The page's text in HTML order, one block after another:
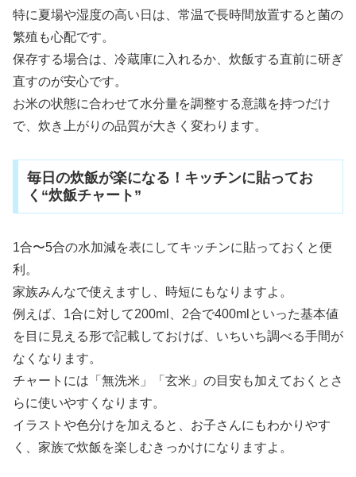
特に夏場や湿度の高い日は、常温で長時間放置すると菌の
繁殖も心配です。
保存する場合は、冷蔵庫に入れるか、炊飯する直前に研ぎ
直すのが安心です。
お米の状態に合わせて水分量を調整する意識を持つだけ
で、炊き上がりの品質が大きく変わります。
毎日の炊飯が楽になる！キッチンに貼ってお
く“炊飯チャート”
1合〜5合の水加減を表にしてキッチンに貼っておくと便
利。
家族みんなで使えますし、時短にもなりますよ。
例えば、1合に対して200ml、2合で400mlといった基本値
を目に見える形で記載しておけば、いちいち調べる手間が
なくなります。
チャートには「無洗米」「玄米」の目安も加えておくとさ
らに使いやすくなります。
イラストや色分けを加えると、お子さんにもわかりやす
く、家族で炊飯を楽しむきっかけになりますよ。